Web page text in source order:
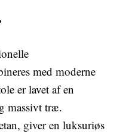
med moderne
er lavet af en
massivt træ.
giver en luksuriøs